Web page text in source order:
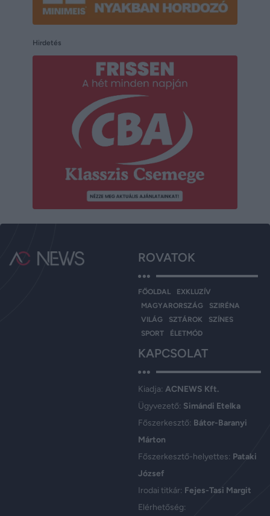
Hirdetés
ROVATOK
FŐOLDAL
EXKLUZÍV
MAGYARORSZÁG
SZIRÉNA
VILÁG
SZTÁROK
SZÍNES
SPORT
ÉLETMÓD
KAPCSOLAT
Kiadja: ACNEWS Kft.
Ügyvezető: Simándi Etelka
Főszerkesztő: Bátor-Baranyi
Márton
Főszerkesztő-helyettes: Pataki
József
Irodai titkár: Fejes-Tasi Margit
Elérhetőség: